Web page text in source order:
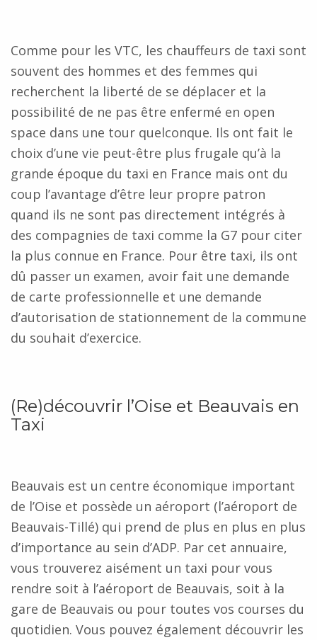
Comme pour les VTC, les chauffeurs de taxi sont
souvent des hommes et des femmes qui
recherchent la liberté de se déplacer et la
possibilité de ne pas être enfermé en open
space dans une tour quelconque. Ils ont fait le
choix d’une vie peut-être plus frugale qu’à la
grande époque du taxi en France mais ont du
coup l’avantage d’être leur propre patron
quand ils ne sont pas directement intégrés à
des compagnies de taxi comme la G7 pour citer
la plus connue en France. Pour être taxi, ils ont
dû passer un examen, avoir fait une demande
de carte professionnelle et une demande
d’autorisation de stationnement de la commune
du souhait d’exercice.
(Re)découvrir l’Oise et Beauvais en
Taxi
Beauvais est un centre économique important
de l’Oise et possède un aéroport (l’aéroport de
Beauvais-Tillé) qui prend de plus en plus en plus
d’importance au sein d’ADP. Par cet annuaire,
vous trouverez aisément un taxi pour vous
rendre soit à l’aéroport de Beauvais, soit à la
gare de Beauvais ou pour toutes vos courses du
quotidien. Vous pouvez également découvrir les